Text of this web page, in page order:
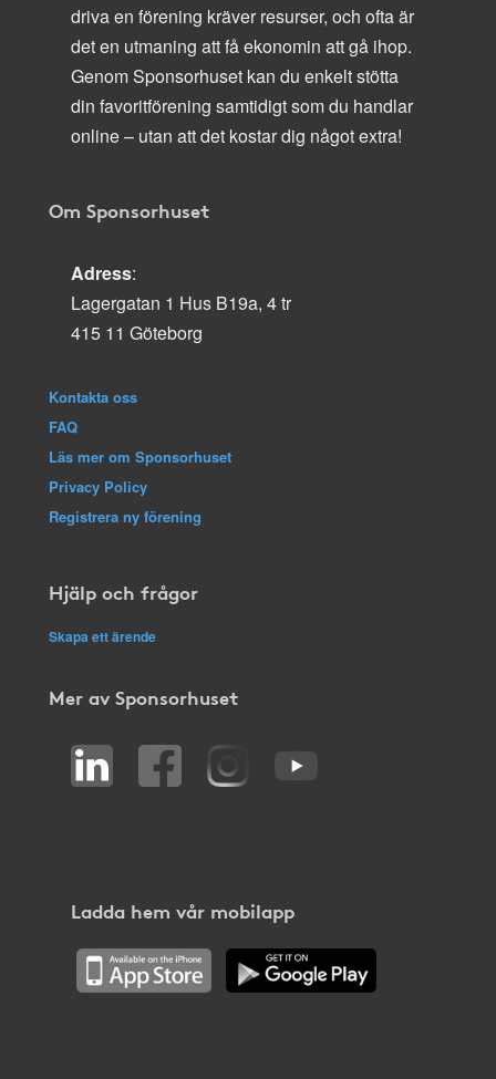
driva en förening kräver resurser, och ofta är
det en utmaning att få ekonomin att gå ihop.
Genom Sponsorhuset kan du enkelt stötta
din favoritförening samtidigt som du handlar
online – utan att det kostar dig något extra!
Om Sponsorhuset
Adress:
Lagergatan 1 Hus B19a, 4 tr
415 11 Göteborg
Kontakta oss
FAQ
Läs mer om Sponsorhuset
Privacy Policy
Registrera ny förening
Hjälp och frågor
Skapa ett ärende
Mer av Sponsorhuset
Ladda hem vår mobilapp